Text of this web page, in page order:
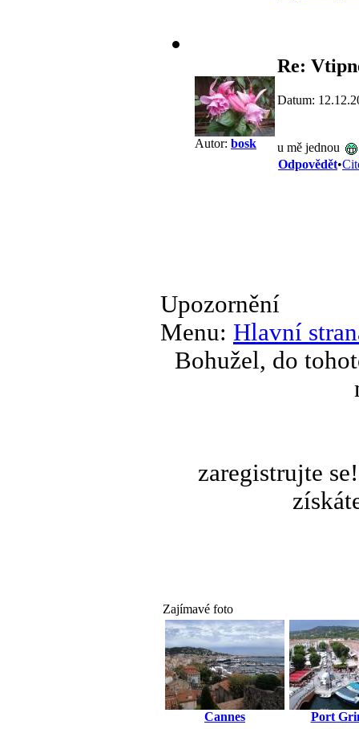
Autor: bosk
Re:
Datum:
u mě jednou
Odpovědět•
Upozornění
Menu: Hlavní
Bohužel, do
zaregistrujte
Zajímavé foto
Cannes Port